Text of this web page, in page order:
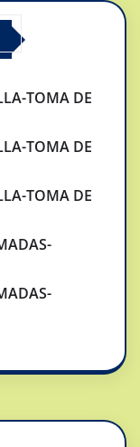
TOMA DE
TOMA DE
TOMA DE